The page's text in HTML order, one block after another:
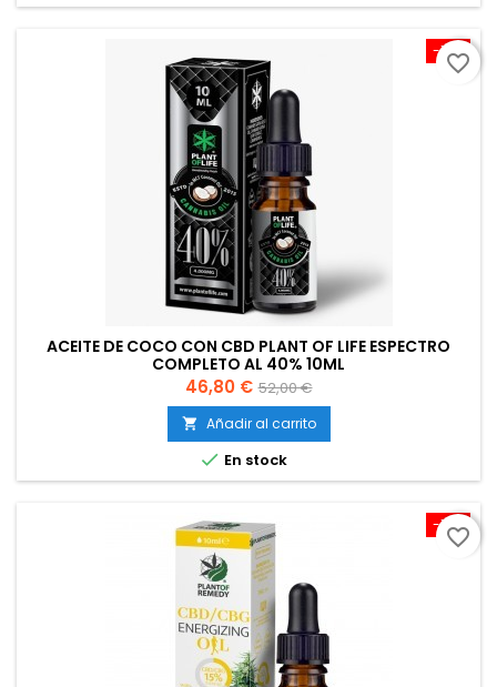
-10%
ACEITE DE COCO CON CBD PLANT OF LIFE ESPECTRO
COMPLETO AL 40% 10ML
Precio
46,80 € Precio
base
52,00 €
 Añadir al carrito
 En stock
favorite_border
-10%
favorite_border